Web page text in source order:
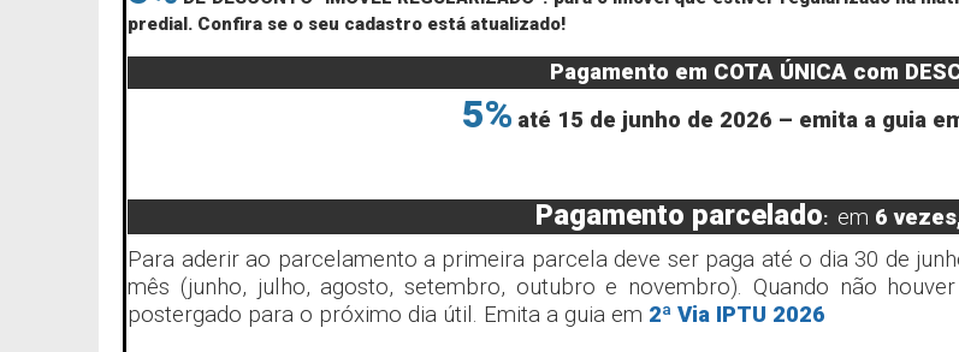
predial. Confira se o seu cadastro está atualizado!
Pagamento em COTA ÚNICA com
5% até 15 de junho de 2026 – emita a guia
Pagamento parcelado: em 6
Para aderir ao parcelamento a primeira parcela deve ser paga até o dia 30 de
mês (junho, julho, agosto, setembro, outubro e novembro). Quando não
postergado para o próximo dia útil. Emita a guia em 2ª Via IPTU 2026